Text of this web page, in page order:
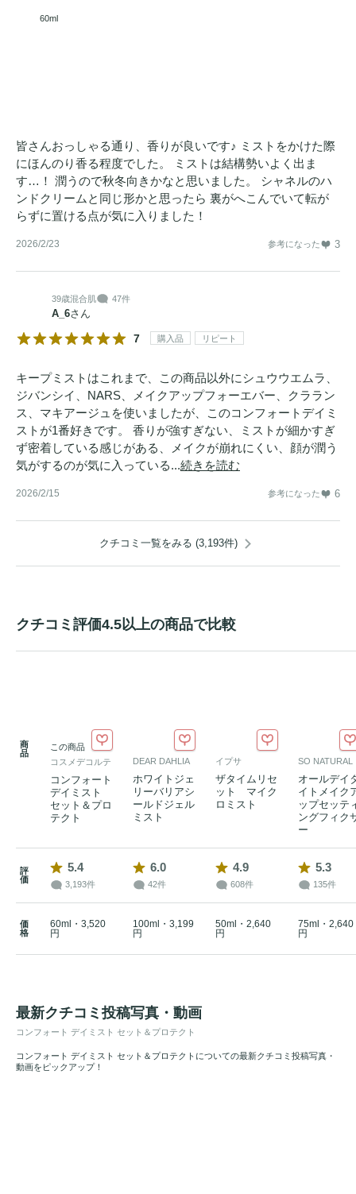
60ml
皆さんおっしゃる通り、香りが良いです♪ ミストをかけた際
にほんのり香る程度でした。 ミストは結構勢いよく出ま
す…！ 潤うので秋冬向きかなと思いました。 シャネルのハ
ンドクリームと同じ形かと思ったら 裏がへこんでいて転が
らずに置ける点が気に入りました！
2026/2/23 参考になった 3
39歳混合肌 47件
A_6さん
7 購入品 リピート
キープミストはこれまで、この商品以外にシュウウエムラ、
ジバンシイ、NARS、メイクアップフォーエバー、クララン
ス、マキアージュを使いましたが、このコンフォートデイミ
ストが1番好きです。 香りが強すぎない、ミストが細かすぎ
ず密着している感じがある、メイクが崩れにくい、顔が潤う
気がするのが気に入っている...続きを読む
2026/2/15 参考になった 6
クチコミ一覧をみる (3,193件)
クチコミ評価4.5以上の商品で比較
商
品
この商品
コスメデコルテ
コンフォート
デイミスト
セット＆プロ
テクト
DEAR DAHLIA
ホワイトジェ
リーバリアシ
ールドジェル
ミスト
イプサ
ザタイムリセ
ット マイク
ロミスト
SO NATURAL
オールデイ
イトメイク
ップセッテ
ングフィク
ー
評
価
5.4
3,193件
6.0
42件
4.9
608件
5.3
135件
価
格
60ml・3,520
円
100ml・3,199
円
50ml・2,640
円
75ml・2,640
円
最新クチコミ投稿写真・動画
コンフォート デイミスト セット＆プロテクト
コンフォート デイミスト セット＆プロテクトについての最新クチコミ投稿写真・
動画をピックアップ！